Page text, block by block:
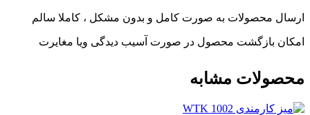
ارسال محصولات به صورت کامل و بدون مشکل ، کاملا سالم
امکان بازگشت محصول در صورت آسیب دیدگی ویا مغایرت
محصولات مشابه